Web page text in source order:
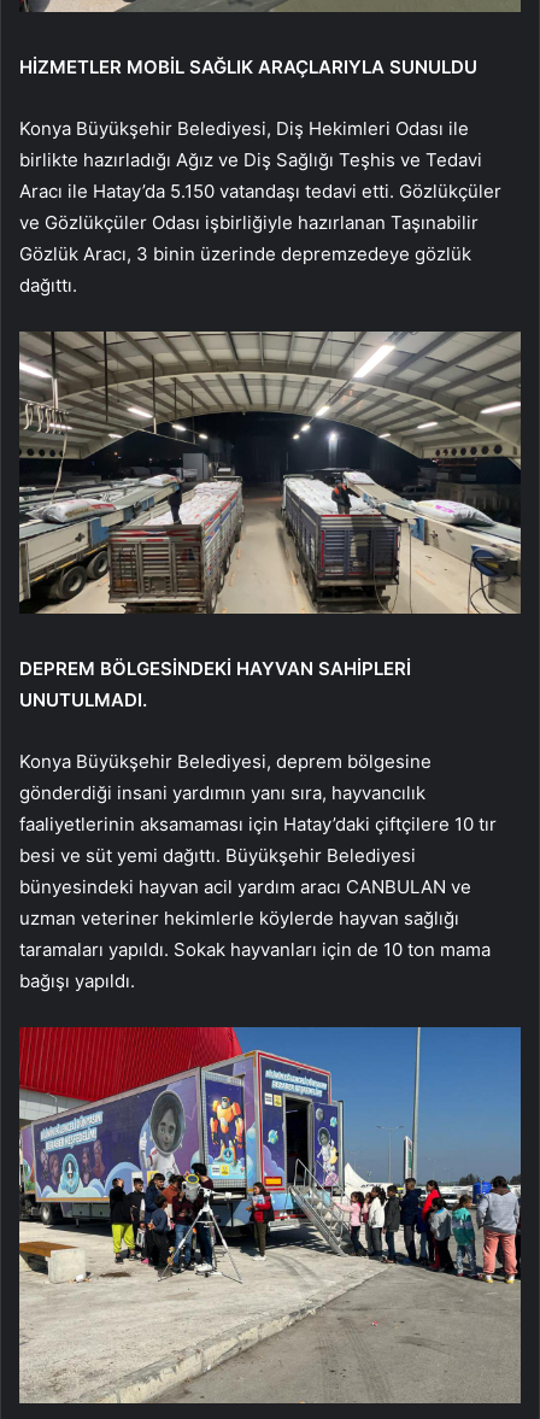
HİZMETLER MOBİL SAĞLIK ARAÇLARIYLA SUNULDU
Konya Büyükşehir Belediyesi, Diş Hekimleri Odası ile
birlikte hazırladığı Ağız ve Diş Sağlığı Teşhis ve Tedavi
Aracı ile Hatay’da 5.150 vatandaşı tedavi etti. Gözlükçüler
ve Gözlükçüler Odası işbirliğiyle hazırlanan Taşınabilir
Gözlük Aracı, 3 binin üzerinde depremzedeye gözlük
dağıttı.
DEPREM BÖLGESİNDEKİ HAYVAN SAHİPLERİ
UNUTULMADI.
Konya Büyükşehir Belediyesi, deprem bölgesine
gönderdiği insani yardımın yanı sıra, hayvancılık
faaliyetlerinin aksamaması için Hatay’daki çiftçilere 10 tır
besi ve süt yemi dağıttı. Büyükşehir Belediyesi
bünyesindeki hayvan acil yardım aracı CANBULAN ve
uzman veteriner hekimlerle köylerde hayvan sağlığı
taramaları yapıldı. Sokak hayvanları için de 10 ton mama
bağışı yapıldı.